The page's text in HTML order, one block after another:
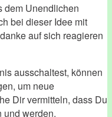
dem Unendlichen
bei dieser Idee mit
auf sich reagieren
ausschaltest, können
um neue
Dir vermitteln, dass Du
und werden.